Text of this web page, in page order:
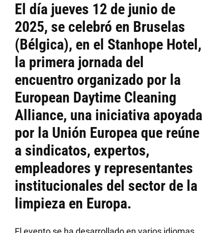
El día jueves 12 de junio de
2025, se celebró en Bruselas
(Bélgica), en el Stanhope Hotel,
la primera jornada del
encuentro organizado por la
European Daytime Cleaning
Alliance, una iniciativa apoyada
por la Unión Europea que reúne
a sindicatos, expertos,
empleadores y representantes
institucionales del sector de la
limpieza en Europa.